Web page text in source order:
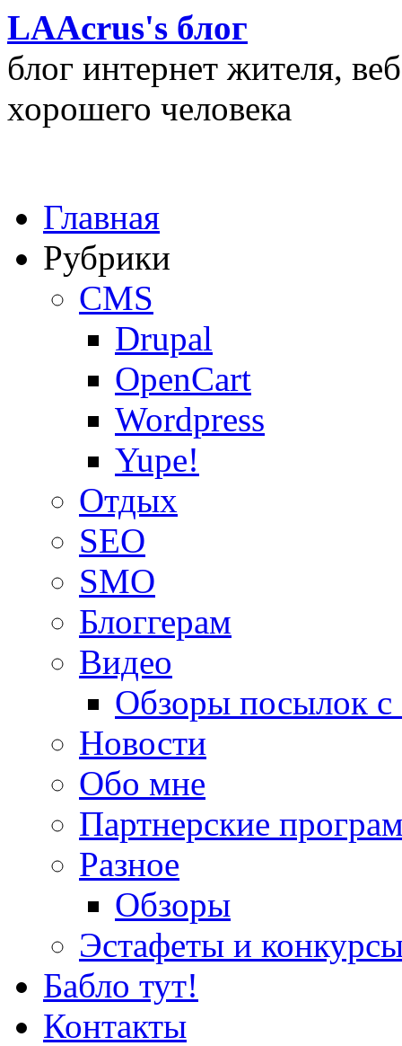
LAAcrus's блог
блог интернет жителя,
хорошего человека
Главная
Рубрики
CMS
Drupal
OpenCart
Wordpress
Yupe!
Oтдых
SEO
SMO
Блоггерам
Видео
Обзоры посылок с
Новости
Обо мне
Партнерские
Разное
Обзоры
Эстафеты и
Бабло тут!
Контакты